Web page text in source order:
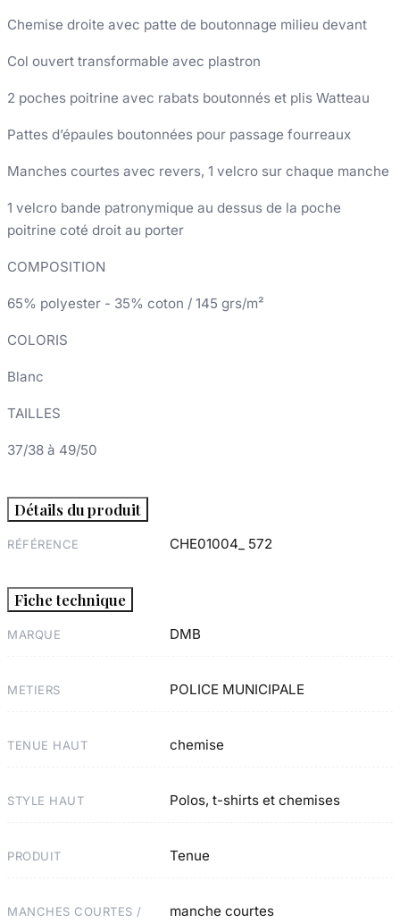
Chemise droite avec patte de boutonnage milieu devant
Col ouvert transformable avec plastron
2 poches poitrine avec rabats boutonnés et plis Watteau
Pattes d’épaules boutonnées pour passage fourreaux
Manches courtes avec revers, 1 velcro sur chaque manche
1 velcro bande patronymique au dessus de la poche
poitrine coté droit au porter
COMPOSITION
65% polyester - 35% coton / 145 grs/m²
COLORIS
Blanc
TAILLES
37/38 à 49/50
Détails du produit
RÉFÉRENCE CHE01004_ 572
Fiche technique
MARQUE DMB
METIERS POLICE MUNICIPALE
TENUE HAUT chemise
STYLE HAUT Polos, t-shirts et chemises
PRODUIT Tenue
MANCHES COURTES /
manche courtes